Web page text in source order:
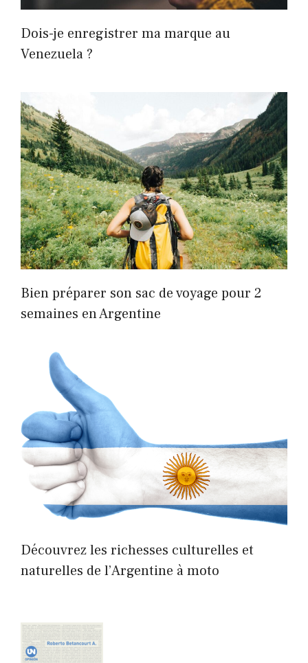
Dois-je enregistrer ma marque au
Venezuela ?
Bien préparer son sac de voyage pour 2
semaines en Argentine
Découvrez les richesses culturelles et
naturelles de l’Argentine à moto